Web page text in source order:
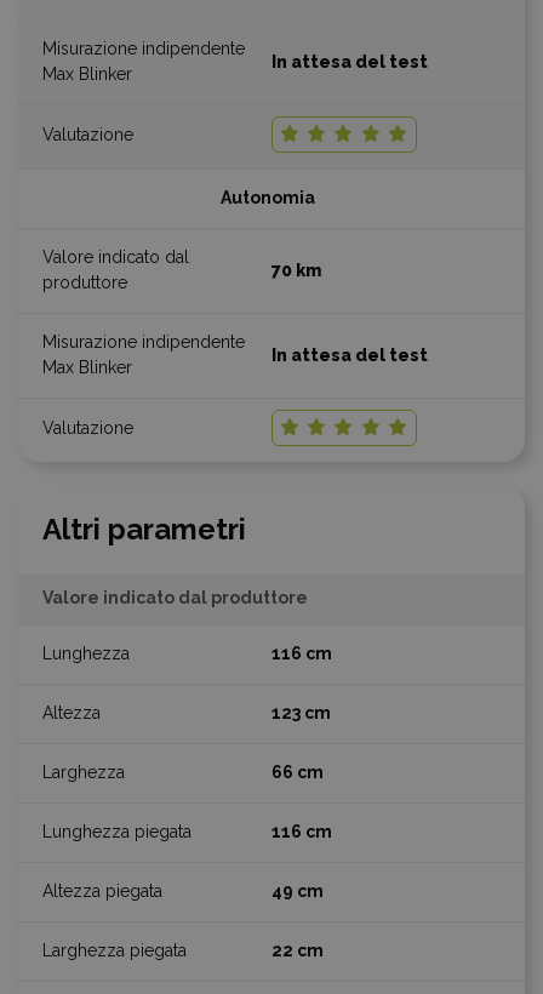
In attesa del test
Autonomia
70 km
In attesa del test
Altri parametri
Valore indicato dal produttore
116 cm
123 cm
66 cm
116 cm
49 cm
22 cm